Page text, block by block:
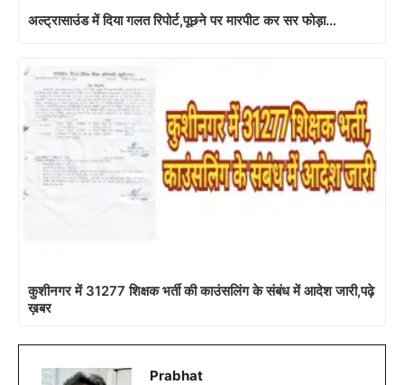
अल्ट्रासाउंड में दिया गलत रिपोर्ट,पूछने पर मारपीट कर सर फोड़ा…
कुशीनगर में 31277 शिक्षक भर्ती की काउंसलिंग के संबंध में आदेश जारी,पढ़े
ख़बर
Prabhat